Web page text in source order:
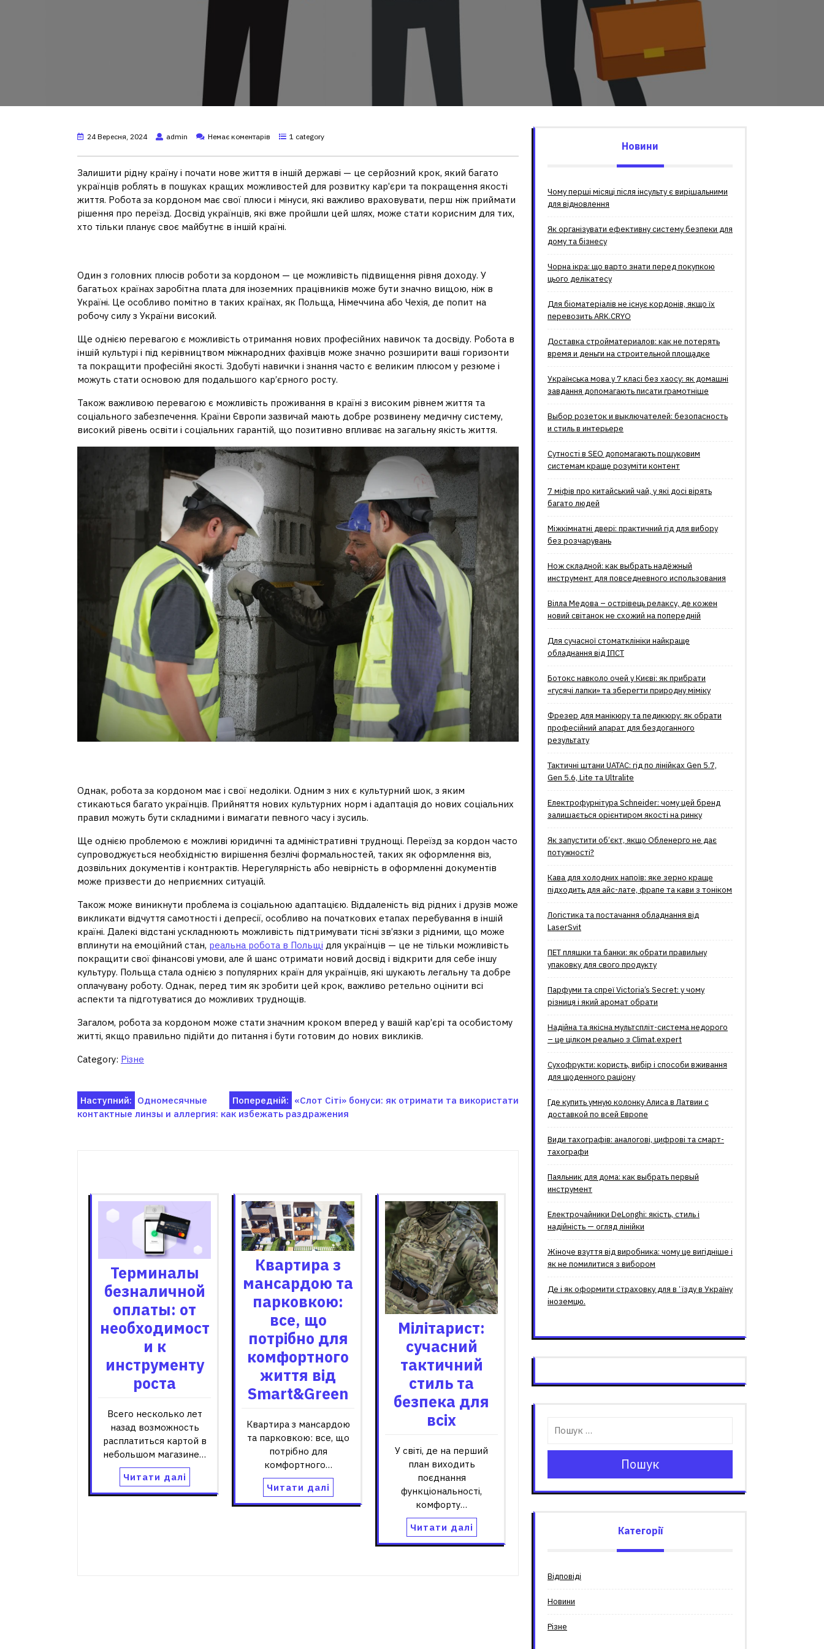
24 Вересня, 2024 admin Немає коментарів 1 category
Залишити рідну країну і почати нове життя в іншій державі — це серйозний крок, який багато
українців роблять в пошуках кращих можливостей для розвитку кар’єри та покращення якості
життя. Робота за кордоном має свої плюси і мінуси, які важливо враховувати, перш ніж приймати
рішення про переїзд. Досвід українців, які вже пройшли цей шлях, може стати корисним для тих,
хто тільки планує своє майбутнє в іншій країні.
Один з головних плюсів роботи за кордоном — це можливість підвищення рівня доходу. У
багатьох країнах заробітна плата для іноземних працівників може бути значно вищою, ніж в
Україні. Це особливо помітно в таких країнах, як Польща, Німеччина або Чехія, де попит на
робочу силу з України високий.
Ще однією перевагою є можливість отримання нових професійних навичок та досвіду. Робота в
іншій культурі і під керівництвом міжнародних фахівців може значно розширити ваші горизонти
та покращити професійні якості. Здобуті навички і знання часто є великим плюсом у резюме і
можуть стати основою для подальшого кар’єрного росту.
Також важливою перевагою є можливість проживання в країні з високим рівнем життя та
соціального забезпечення. Країни Європи зазвичай мають добре розвинену медичну систему,
високий рівень освіти і соціальних гарантій, що позитивно впливає на загальну якість життя.
Однак, робота за кордоном має і свої недоліки. Одним з них є культурний шок, з яким
стикаються багато українців. Прийняття нових культурних норм і адаптація до нових соціальних
правил можуть бути складними і вимагати певного часу і зусиль.
Ще однією проблемою є можливі юридичні та адміністративні труднощі. Переїзд за кордон часто
супроводжується необхідністю вирішення безлічі формальностей, таких як оформлення віз,
дозвільних документів і контрактів. Нерегулярність або невірність в оформленні документів
може призвести до неприємних ситуацій.
Також може виникнути проблема із соціальною адаптацією. Віддаленість від рідних і друзів може
викликати відчуття самотності і депресії, особливо на початкових етапах перебування в іншій
країні. Далекі відстані ускладнюють можливість підтримувати тісні зв’язки з рідними, що може
вплинути на емоційний стан, реальна робота в Польщі для українців — це не тільки можливість
покращити свої фінансові умови, але й шанс отримати новий досвід і відкрити для себе іншу
культуру. Польща стала однією з популярних країн для українців, які шукають легальну та добре
оплачувану роботу. Однак, перед тим як зробити цей крок, важливо ретельно оцінити всі
аспекти та підготуватися до можливих труднощів.
Загалом, робота за кордоном може стати значним кроком вперед у вашій кар’єрі та особистому
житті, якщо правильно підійти до питання і бути готовим до нових викликів.
Category: Різне
Навігація
Попередній: «Слот Сіті» бонуси: як отримати та використати
Наступний: Одномесячные
контактные линзы и аллергия: как избежать раздражения
Терминалы
безналичной
оплаты: от
необходимост
и к
инструменту
роста
Всего несколько лет
назад возможность
расплатиться картой в
небольшом магазине…
Читати далі
Квартира з
мансардою та
парковкою:
все, що
потрібно для
комфортного
життя від
Smart&Green
Квартира з мансардою
та парковкою: все, що
потрібно для
комфортного…
Читати далі
Мілітарист:
сучасний
тактичний
стиль та
безпека для
всіх
У світі, де на перший
план виходить
поєднання
функціональності,
комфорту…
Читати далі
Новини
Чому перші місяці після інсульту є вирішальними
для відновлення
Як організувати ефективну систему безпеки для
дому та бізнесу
Чорна ікра: що варто знати перед покупкою
цього делікатесу
Для біоматеріалів не існує кордонів, якщо їх
перевозить ARK.CRYO
Доставка стройматериалов: как не потерять
время и деньги на строительной площадке
Українська мова у 7 класі без хаосу: як домашні
завдання допомагають писати грамотніше
Выбор розеток и выключателей: безопасность
и стиль в интерьере
Сутності в SEO допомагають пошуковим
системам краще розуміти контент
7 міфів про китайський чай, у які досі вірять
багато людей
Міжкімнатні двері: практичний гід для вибору
без розчарувань
Нож складной: как выбрать надёжный
инструмент для повседневного использования
Вілла Медова – острівець релаксу, де кожен
новий світанок не схожий на попередній
Для сучасної стоматклініки найкраще
обладнання від ІПСТ
Ботокс навколо очей у Києві: як прибрати
«гусячі лапки» та зберегти природну міміку
Фрезер для манікюру та педикюру: як обрати
професійний апарат для бездоганного
результату
Тактичні штани UATAC: гід по лінійках Gen 5.7,
Gen 5.6, Lite та Ultralite
Електрофурнітура Schneider: чому цей бренд
залишається орієнтиром якості на ринку
Як запустити об’єкт, якщо Обленерго не дає
потужності?
Кава для холодних напоїв: яке зерно краще
підходить для айс-лате, фрапе та кави з тоніком
Логістика та постачання обладнання від
LaserSvit
ПЕТ пляшки та банки: як обрати правильну
упаковку для свого продукту
Парфуми та спреї Victoria’s Secret: у чому
різниця і який аромат обрати
Надійна та якісна мультспліт-система недорого
– це цілком реально з Climat.еxpert
Сухофрукти: користь, вибір і способи вживання
для щоденного раціону
Где купить умную колонку Алиса в Латвии с
доставкой по всей Европе
Види тахографів: аналогові, цифрові та смарт-
тахографи
Паяльник для дома: как выбрать первый
инструмент
Електрочайники DeLonghi: якість, стиль і
надійність — огляд лінійки
Жіноче взуття від виробника: чому це вигідніше і
як не помилитися з вибором
Де і як оформити страховку для вʼїзду в Україну
іноземцю.
Пошук
Категорії
Відповіді
Новини
Різне